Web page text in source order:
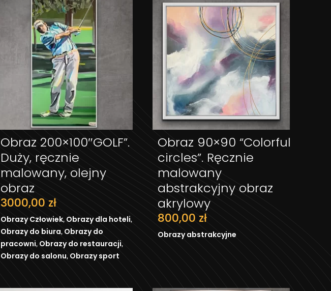
Obraz 200×100″GOLF”.
Duży, ręcznie
malowany, olejny
obraz
3000,00 zł
Obrazy Człowiek, Obrazy dla hoteli,
Obrazy do biura, Obrazy do
pracowni, Obrazy do restauracji,
Obrazy do salonu, Obrazy sport
DODAJ DO KOSZYKA
Obraz 90×90 “Colorful
circles”. Ręcznie
malowany
abstrakcyjny obraz
akrylowy
800,00 zł
Obrazy abstrakcyjne
DODAJ DO KOSZYKA